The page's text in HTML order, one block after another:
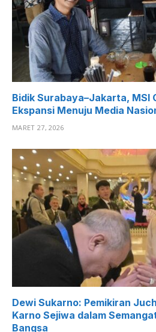
Bidik Surabaya–Jakarta, MSI
Ekspansi Menuju Media
MARET 27, 2026
Dewi Sukarno: Pemikiran
Karno Sejiwa dalam
Bangsa